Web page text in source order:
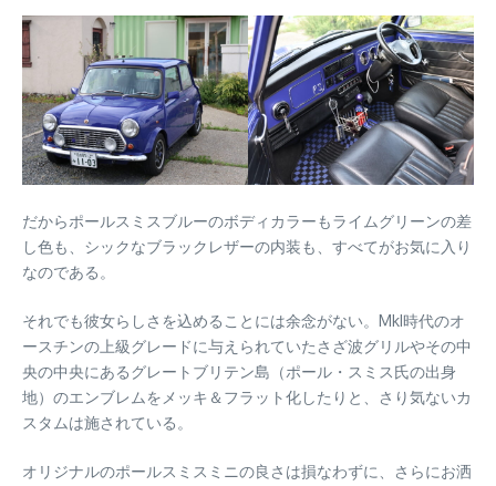
だからポールスミスブルーのボディカラーもライムグリーンの差
し色も、シックなブラックレザーの内装も、すべてがお気に入り
なのである。
それでも彼女らしさを込めることには余念がない。MkI時代のオ
ースチンの上級グレードに与えられていたさざ波グリルやその中
央の中央にあるグレートブリテン島（ポール・スミス氏の出身
地）のエンブレムをメッキ＆フラット化したりと、さり気ないカ
スタムは施されている。
オリジナルのポールスミスミニの良さは損なわずに、さらにお洒